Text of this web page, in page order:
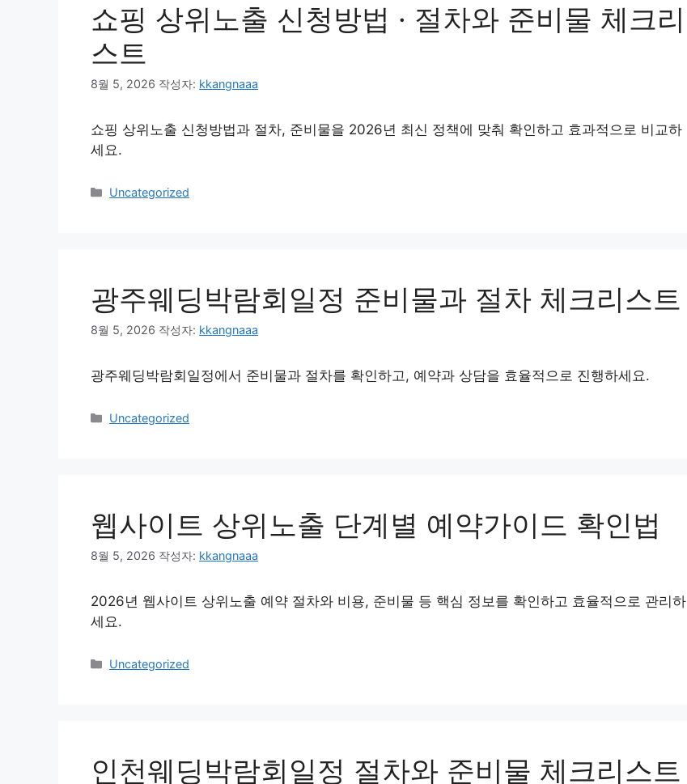
쇼핑 상위노출 신청방법 · 절차와 준비물 체크리
스트
8월 5, 2026 작성자: kkangnaaa
쇼핑 상위노출 신청방법과 절차, 준비물을 2026년 최신 정책에 맞춰 확인하고 효과적으로 비교하
세요.
카
Uncategorized
광주웨딩박람회일정 준비물과 절차 체크리스트
8월 5, 2026 작성자: kkangnaaa
광주웨딩박람회일정에서 준비물과 절차를 확인하고, 예약과 상담을 효율적으로 진행하세요.
카
Uncategorized
웹사이트 상위노출 단계별 예약가이드 확인법
8월 5, 2026 작성자: kkangnaaa
2026년 웹사이트 상위노출 예약 절차와 비용, 준비물 등 핵심 정보를 확인하고 효율적으로 관리하
세요.
카
Uncategorized
인천웨딩박람회일정 절차와 준비물 체크리스트